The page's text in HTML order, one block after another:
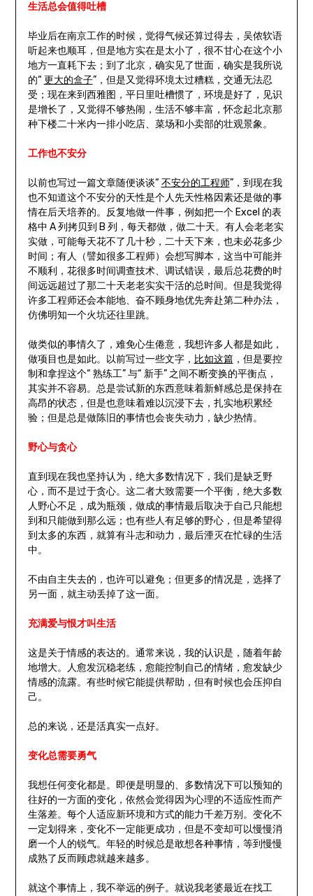
生活总会值得吐槽
毕业后在南京工作的时候，觉得气候还算过得去，吴侬软语
听起来也顺耳，但是地方实在是太小了，很不甘心在这个小
地方一直耗下去；到了北京，确实见了世面，确实是我所说
的“ 更大的盒子”，但是又觉得环境太过糟糕，交通无法忍
受；现在来到西雅图，平日里吐槽惯了，环境是好了，见识
是增长了，又觉得不够热闹，生活不够丰富，怀念起北京那
种下楼二十米内一排小吃店、菜场和小卖部的壮观景象。
工作也不安分
以前也写过一篇文章随便谈谈“ 不安分的工程师”，到现在我
也不知道这个不安分的天性是个人先天性格因素还是做的事
情在后天培养的。反复地做一件事，例如把一个 Excel 的表
格中 A 列拷贝到 B 列，每天都做，做二十天。有人会老老实
实做，可能每天花不了几十秒，二十天下来，也未必花多少
时间；有人（譬如很多工程师）会想写脚本，这当中可能并
不顺利，花很多时间调查技术、调试错误，最后总花费的时
间远远超过了那二十天老老实实干活的总时间。但是我觉得
许多工程师还会本能地、奋不顾身地优先奔赴第二种办法，
仿佛明知一个火坑还往里跳。
做类似的事情久了，难免心生倦意，我想许多人都是如此，
做项目也是如此。以前写过一些文字， 比如这篇，但是要控
制和拿捏这个“ 熟练工” 与“ 新手” 之间不断变换的平衡点，
其实并不容易。总是尝试新的东西意味着新鲜感总是保持在
高昂的状态，但是也意味着难以沉浸下去，扎实地积累经
验；但是总是做陈旧的事情也会丧失动力，缺少热情。
野心与贪心
直到现在我也坚持认为，绝大多数情况下，我们是缺乏野
心，而不是过于贪心。这二者大致需要一个平衡，绝大多数
人野心不足，成为瓶颈，做成的事情最后取决于自己只能想
到和只能做到那么远；也有些人有足够的野心，但是希望得
到太多的东西，就算有斗志和动力，最后湮灭在忙碌的生活
中。
不由自主失去的，也许可以避免；但更多的情况是，选择了
另一面，就主动丢掉了这一面。
充满爱与恨才叫生活
这是关于情感的表达的。通常来说，我的认识是，随着年龄
地增大。人愈发沉稳老练，愈能控制自己的情绪，愈发缺少
情感的流露。有些时候它能提供帮助，但有时候也会压抑自
己。
总的来说，还是活真实一点好。
变化总需要勇气
我想任何变化都是。即便是明显的、多数情况下可以预知的
往好的一方面的变化，依然会觉得因为心理的不适应性而产
生落差。每个人适应新环境和方式的能力千差万别。变化不
一定划得来，变化不一定能更成功，但是不变却可以慢慢消
磨一个人的锐气。年轻的时候总是敢想各种事情，等到慢慢
成熟了反而顾虑就越来越多。
就这个事情上，我不举远的例子。就说我老婆最近在找工